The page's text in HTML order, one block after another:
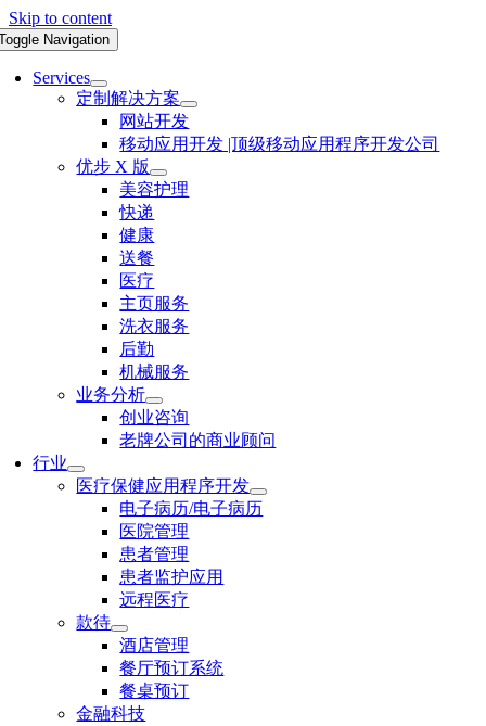
Skip to content
Navigation
Services
定制解决方案
网站开发
移动应用开发 |顶级移动应用程序开发公司
优步 X 版
美容护理
快递
健康
送餐
医疗
主页服务
洗衣服务
后勤
机械服务
业务分析
创业咨询
老牌公司的商业顾问
行业
医疗保健应用程序开发
电子病历/电子病历
医院管理
患者管理
患者监护应用
远程医疗
款待
酒店管理
餐厅预订系统
餐桌预订
金融科技